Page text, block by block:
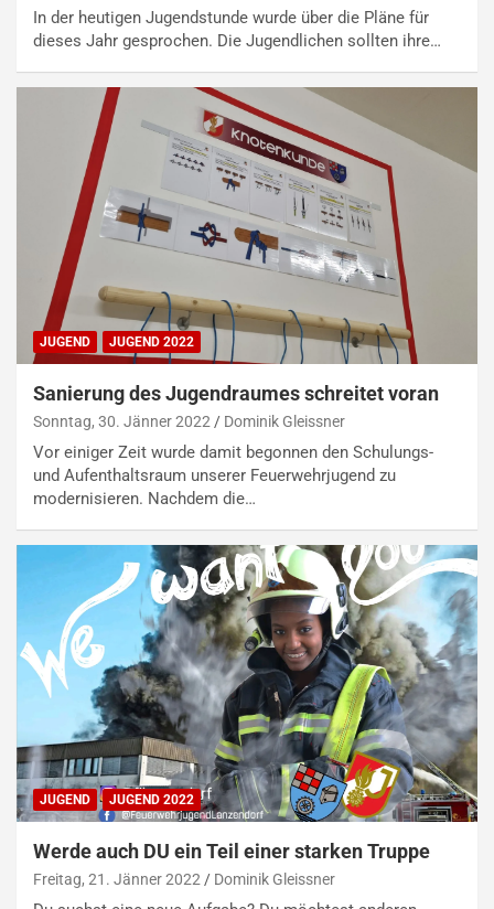
In der heutigen Jugendstunde wurde über die Pläne für
dieses Jahr gesprochen. Die Jugendlichen sollten ihre…
JUGEND JUGEND 2022
Sanierung des Jugendraumes schreitet voran
Sonntag, 30. Jänner 2022 Dominik Gleissner
Vor einiger Zeit wurde damit begonnen den Schulungs-
und Aufenthaltsraum unserer Feuerwehrjugend zu
modernisieren. Nachdem die…
JUGEND JUGEND 2022
Werde auch DU ein Teil einer starken Truppe
Freitag, 21. Jänner 2022 Dominik Gleissner